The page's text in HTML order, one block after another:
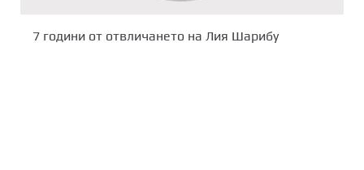
7 години от отвличането на Лия Шарибу